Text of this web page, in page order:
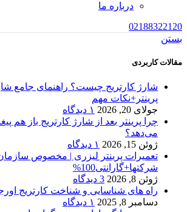
درباره ما
02188322120
بستن
مقالات کاربردی
شارژ کارتریج چیست؟ راهنمای جامع
پرینتر+نکات مهم
جولای 20, 2026
۱ دیدگاه
چرا پرینتر بعد از شارژ کارتریج باز هم
می‌دهد؟
ژوئن 15, 2026
۱ دیدگاه
تعمیرات پرینتر لیزری | مخصوص
شرکتها+گارانتی100%
ژوئن 8, 2026
3 دیدگاه
راه های شناسایی و شناخت کارتریج
دسامبر 8, 2025
۱ دیدگاه